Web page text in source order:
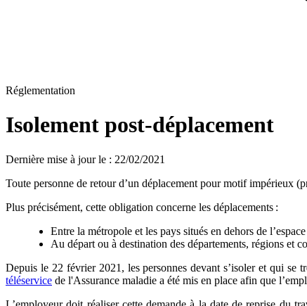
Réglementation
Isolement post-déplacement
Dernière mise à jour le : 22/02/2021
Toute personne de retour d’un déplacement pour motif impérieux
Plus précisément, cette obligation concerne les déplacements :
Entre la métropole et les pays situés en dehors de
Au départ ou à destination des départements, régions et
Depuis le 22 février 2021, les personnes devant s’isoler et qui se
téléservice de l'Assurance maladie a été mis en place afin que